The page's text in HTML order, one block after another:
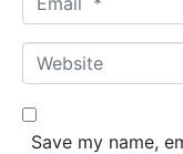
*
m
a
*
W
e
b
Save my name,